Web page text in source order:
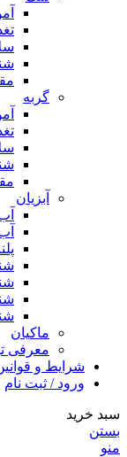
گربه
آبزیان
ماکیان
معرفی
شرایط و
ورود / ثبت نام
سبد خرید
بستن
منو